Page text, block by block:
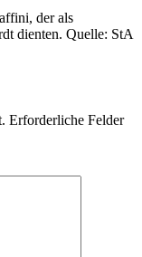
der als
dienten. Quelle: StA
Erforderliche Felder